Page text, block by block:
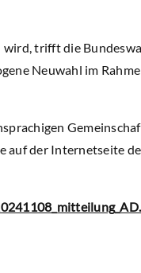
wird, trifft die
Neuwahl im
auf der Internetseite